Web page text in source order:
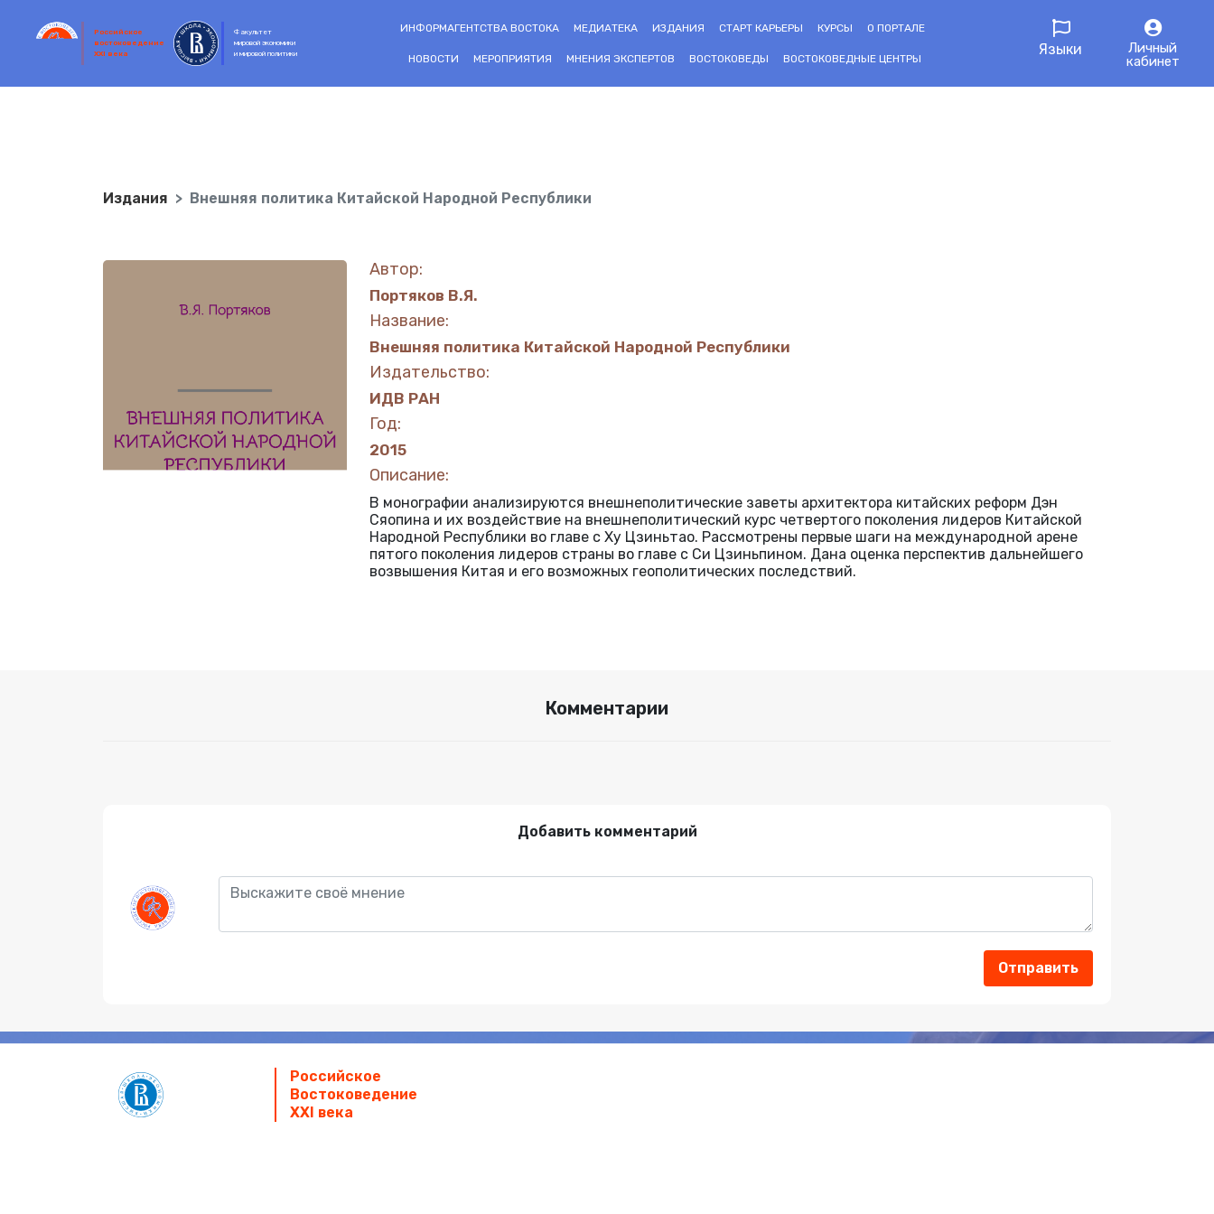
Российское
востоковедение
XXI века
Факультет
мировой экономики
и мировой политики
ИНФОРМАГЕНТСТВА ВОСТОКА МЕДИАТЕКА ИЗДАНИЯ СТАРТ КАРЬЕРЫ КУРСЫ О ПОРТАЛЕ
НОВОСТИ МЕРОПРИЯТИЯ МНЕНИЯ ЭКСПЕРТОВ ВОСТОКОВЕДЫ ВОСТОКОВЕДНЫЕ ЦЕНТРЫ
Языки
Личный
кабинет
Издания Внешняя политика Китайской Народной Республики
Автор:
Портяков В.Я.
Название:
Внешняя политика Китайской Народной Республики
Издательство:
ИДВ РАН
Год:
2015
Описание:
В монографии анализируются внешнеполитические заветы архитектора китайских реформ Дэн
Сяопина и их воздействие на внешнеполитический курс четвертого поколения лидеров Китайской
Народной Республики во главе с Ху Цзиньтао. Рассмотрены первые шаги на международной арене
пятого поколения лидеров страны во главе с Си Цзиньпином. Дана оценка перспектив дальнейшего
возвышения Китая и его возможных геополитических последствий.
Комментарии
Добавить комментарий
Отправить
Российское
Востоковедение
XXI века